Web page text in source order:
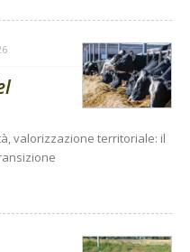
valorizzazione territoriale: il